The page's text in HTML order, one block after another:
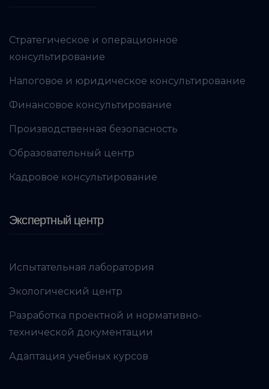
Стратегическое и операционное
консультирование
Налоговое и юридическое консультирование
Финансовое консультирование
Производственная безопасность
Образовательный центр
Кадровое консультирование
Экспертный центр
Испытательная лаборатория
Экологический центр
Разработка проектной и нормативно-
технической документации
Адаптация учебных курсов